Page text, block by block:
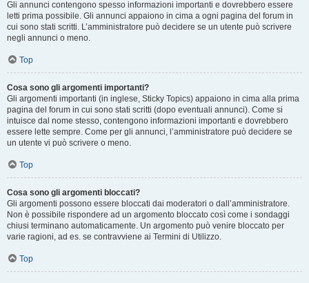
Gli annunci contengono spesso informazioni importanti e dovrebbero essere
letti prima possibile. Gli annunci appaiono in cima a ogni pagina del forum in
cui sono stati scritti. L’amministratore può decidere se un utente può scrivere
negli annunci o meno.
Top
Cosa sono gli argomenti importanti?
Gli argomenti importanti (in inglese, Sticky Topics) appaiono in cima alla prima
pagina del forum in cui sono stati scritti (dopo eventuali annunci). Come si
intuisce dal nome stesso, contengono informazioni importanti e dovrebbero
essere lette sempre. Come per gli annunci, l’amministratore può decidere se
un utente vi può scrivere o meno.
Top
Cosa sono gli argomenti bloccati?
Gli argomenti possono essere bloccati dai moderatori o dall’amministratore.
Non è possibile rispondere ad un argomento bloccato così come i sondaggi
chiusi terminano automaticamente. Un argomento può venire bloccato per
varie ragioni, ad es. se contravviene ai Termini di Utilizzo.
Top